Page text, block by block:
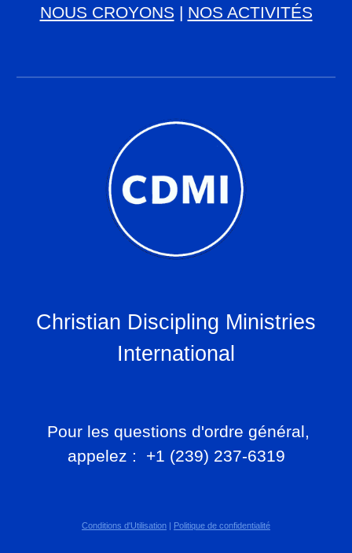
NOUS CROYONS | NOS ACTIVITÉS
Christian Discipling Ministries
International
Pour les questions d'ordre général,
appelez : +1 (239) 237-6319
Conditions d'Utilisation | Politique de confidentialité